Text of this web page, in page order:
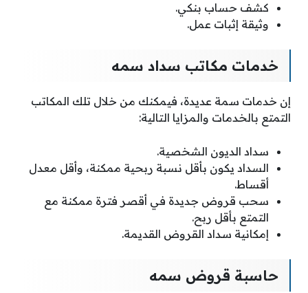
كشف حساب بنكي.
وثيقة إثبات عمل.
خدمات مكاتب سداد سمه
إن خدمات سمة عديدة، فيمكنك من خلال تلك المكاتب
التمتع بالخدمات والمزايا التالية:
سداد الديون الشخصية.
السداد يكون بأقل نسبة ربحية ممكنة، وأقل معدل
أقساط.
سحب قروض جديدة في أقصر فترة ممكنة مع
التمتع بأقل ربح.
إمكانية سداد القروض القديمة.
حاسبة قروض سمه